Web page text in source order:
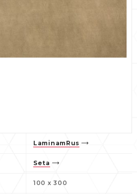
LaminamRus
Seta
100 x 300